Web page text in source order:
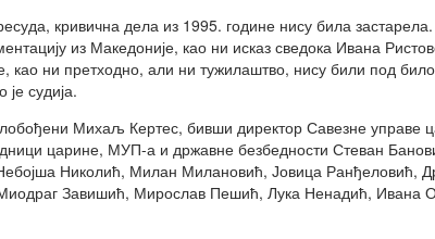
кривична дела из 1995. године нису била
из Македоније, као ни исказ сведока Ивана
ни претходно, али ни тужилаштво, нису били под
судија.
Михаљ Кертес, бивши директор Савезне управе
царине, МУП-а и државне безбедности Стеван
Николић, Милан Милановић, Јовица Ранђеловић,
Завишић, Мирослав Пешић, Лука Ненадић, Ивана